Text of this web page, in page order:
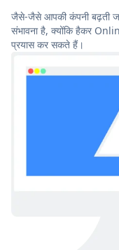
जैसे-जैसे आपकी कंपनी बढ़ती
संभावना है, क्योंकि हैकर
प्रयास कर सकते हैं।